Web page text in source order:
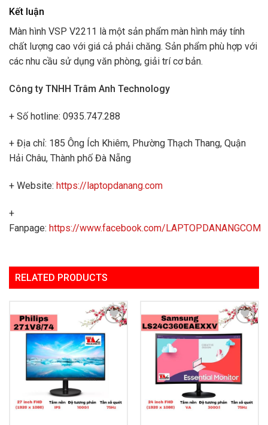
Kết luận
Màn hình VSP V2211 là một sản phẩm màn hình máy tính
chất lượng cao với giá cả phải chăng. Sản phẩm phù hợp với
các nhu cầu sử dụng văn phòng, giải trí cơ bản.
Công ty TNHH Trâm Anh Technology
+ Số hotline: 0935.747.288
+ Địa chỉ: 185 Ông Ích Khiêm, Phường Thạch Thang, Quận
Hải Châu, Thành phố Đà Nẵng
+ Website: https://laptopdanang.com
+
Fanpage: https://www.facebook.com/LAPTOPDANANGCOM
RELATED PRODUCTS
Add to
Wishlist
Add to
Wishlist